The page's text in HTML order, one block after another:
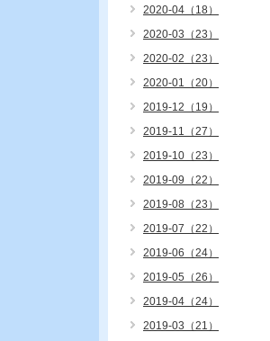
2020-04（18）
2020-03（23）
2020-02（23）
2020-01（20）
2019-12（19）
2019-11（27）
2019-10（23）
2019-09（22）
2019-08（23）
2019-07（22）
2019-06（24）
2019-05（26）
2019-04（24）
2019-03（21）